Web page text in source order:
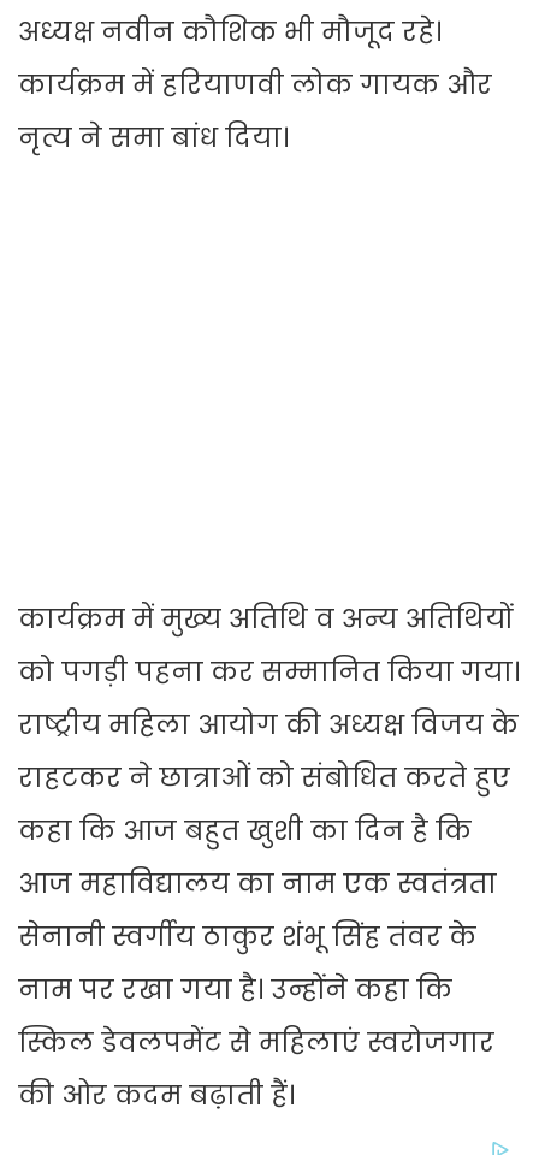
अध्यक्ष नवीन कौशिक भी मौजूद रहे।
कार्यक्रम में हरियाणवी लोक गायक और
नृत्य ने समा बांध दिया।
कार्यक्रम में मुख्य अतिथि व अन्य अतिथियों
को पगड़ी पहना कर सम्मानित किया गया।
राष्ट्रीय महिला आयोग की अध्यक्ष विजय के
राहटकर ने छात्राओं को संबोधित करते हुए
कहा कि आज बहुत खुशी का दिन है कि
आज महाविद्यालय का नाम एक स्वतंत्रता
सेनानी स्वर्गीय ठाकुर शंभू सिंह तंवर के
नाम पर रखा गया है। उन्होंने कहा कि
स्किल डेवलपमेंट से महिलाएं स्वरोजगार
की ओर कदम बढ़ाती हैं।